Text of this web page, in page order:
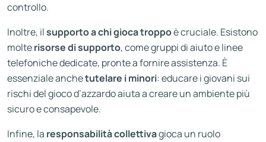
controllo.
Inoltre, ilsupporto a chi gioca troppoè cruciale. Esistono
molterisorse di supporto, come gruppi di aiuto e linee
telefoniche dedicate, pronte a fornire assistenza. È
essenziale anchetutelare i minori: educare i giovani sui
rischi del gioco d’azzardo aiuta a creare un ambiente più
sicuro e consapevole.
Infine, la responsabilità collettivagioca un ruolo